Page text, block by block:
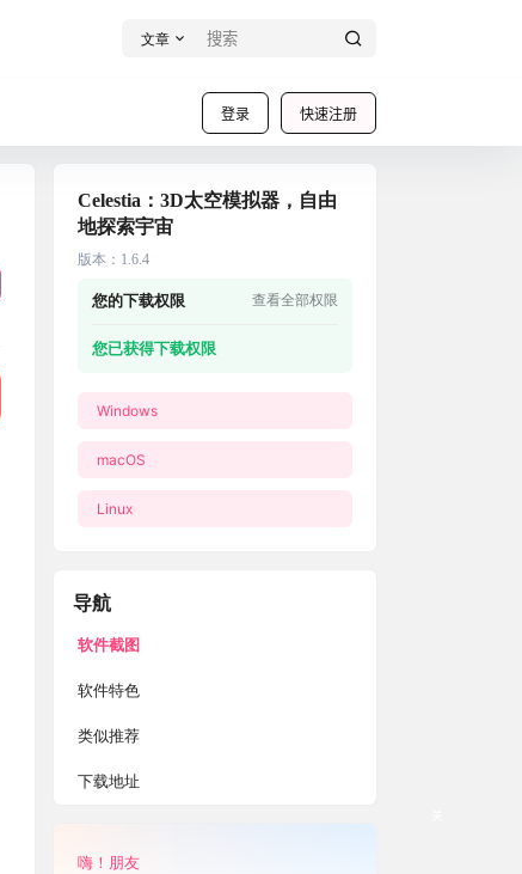
文章
登录 快速注册
Celestia：3D太空模拟器，自由
地探索宇宙
版本 ： 1.6.4
您的下载权限 查看全部权限
您已获得下载权限
Windows
macOS
Linux
导航
软件截图
软件特色
类似推荐
下载地址
嗨！朋友